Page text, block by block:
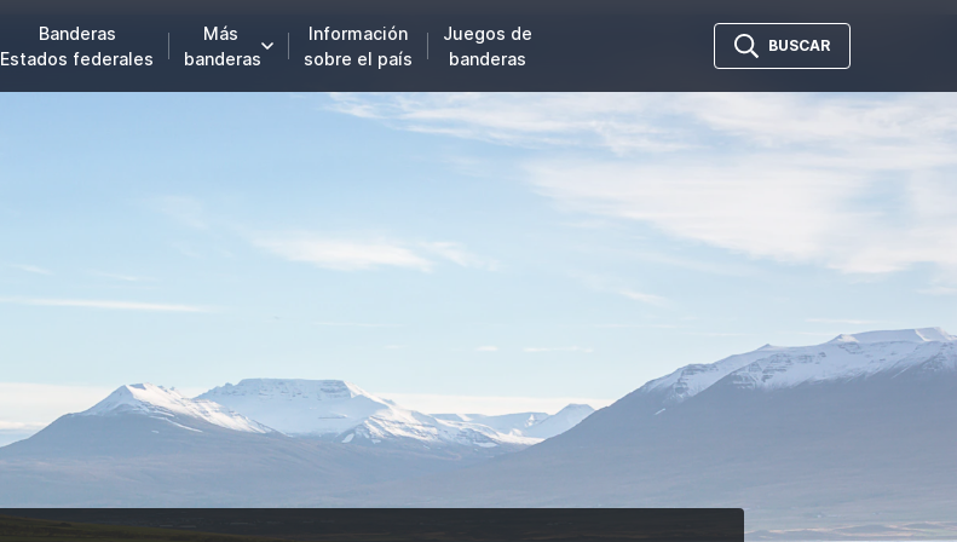
Banderas
Estados federales
Más
banderas
Información
sobre el país
Juegos de
banderas
BUSCAR